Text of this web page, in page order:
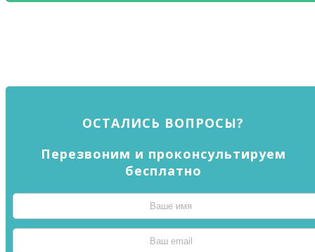
ОСТАЛИСЬ ВОПРОСЫ?
Перезвоним и проконсультируем
бесплатно